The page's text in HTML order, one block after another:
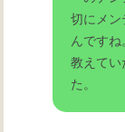
切にメ
んですね。
教えて
た。